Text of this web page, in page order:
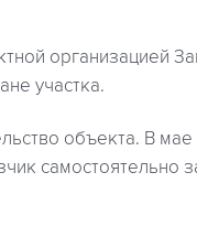
организацией
участка.
объекта. В
самостоятельно